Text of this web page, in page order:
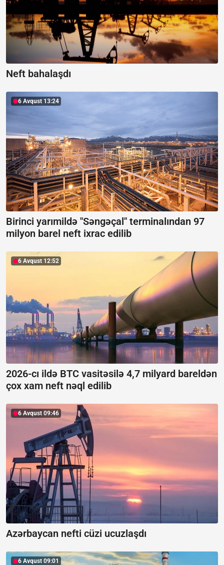
Neft bahalaşdı
6 Avqust 13:24
Birinci yarımildə "Səngəçal" terminalından 97
milyon barel neft ixrac edilib
6 Avqust 12:52
2026-cı ildə BTC vasitəsilə 4,7 milyard bareldən
çox xam neft nəql edilib
6 Avqust 09:46
Azərbaycan nefti cüzi ucuzlaşdı
6 Avqust 09:01